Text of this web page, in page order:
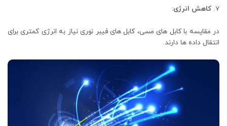
کاهش انرژی:
در مقایسه با کابل ‌های مسی، کابل ‌های فیبر نوری نیاز به انرژی کمتری برای
انتقال داده‌ ها دارند.